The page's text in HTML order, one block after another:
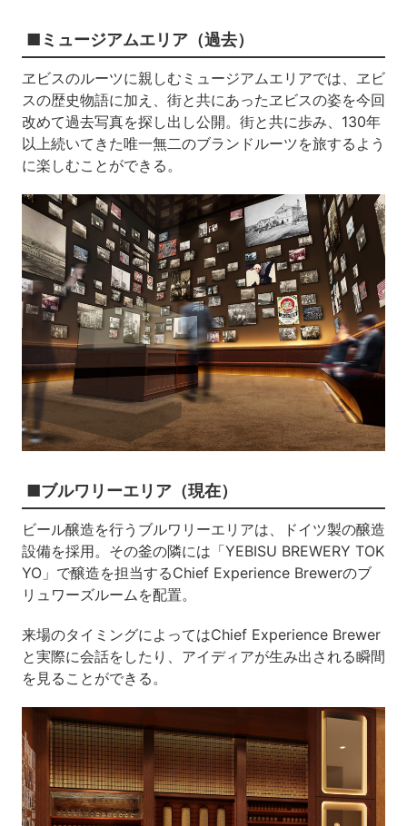
■ミュージアムエリア（過去）
ヱビスのルーツに親しむミュージアムエリアでは、ヱビ
スの歴史物語に加え、街と共にあったヱビスの姿を今回
改めて過去写真を探し出し公開。街と共に歩み、130年
以上続いてきた唯一無二のブランドルーツを旅するよう
に楽しむことができる。
■ブルワリーエリア（現在）
ビール醸造を行うブルワリーエリアは、ドイツ製の醸造
設備を採用。その釜の隣には「YEBISU BREWERY TOK
YO」で醸造を担当するChief Experience Brewerのブ
リュワーズルームを配置。
来場のタイミングによってはChief Experience Brewer
と実際に会話をしたり、アイディアが生み出される瞬間
を見ることができる。